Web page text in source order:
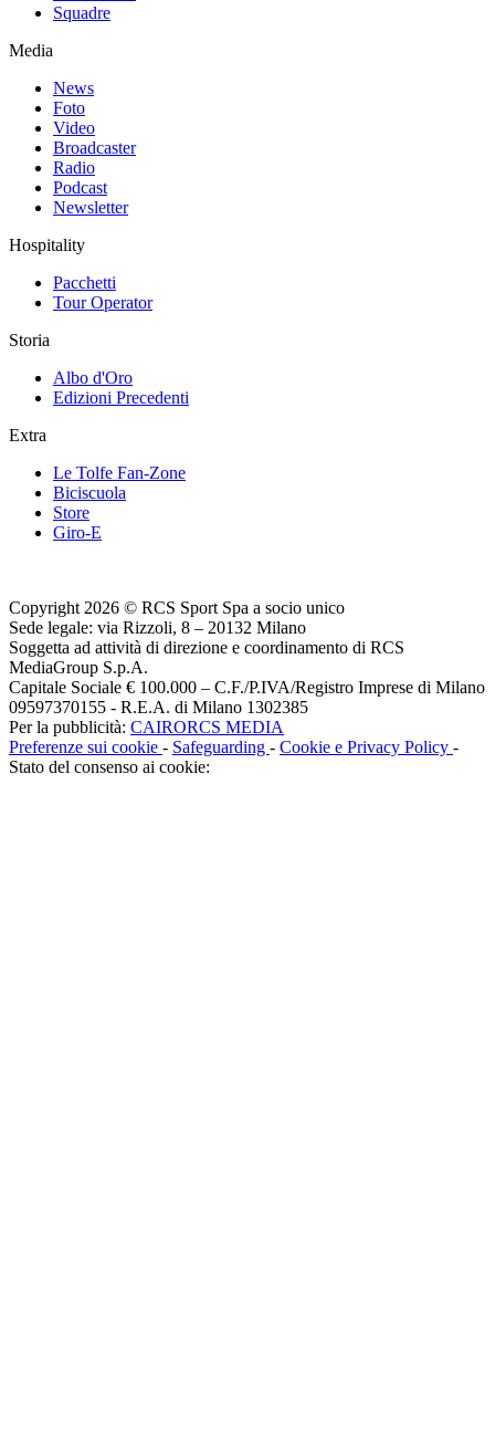
Squadre
Media
News
Foto
Video
Broadcaster
Radio
Podcast
Newsletter
Hospitality
Pacchetti
Tour Operator
Storia
Albo d'Oro
Edizioni Precedenti
Extra
Le Tolfe Fan-Zone
Biciscuola
Store
Giro-E
Copyright 2026 © RCS Sport Spa a socio unico
Sede legale: via Rizzoli, 8 – 20132 Milano
Soggetta ad attività di direzione e coordinamento di RCS
MediaGroup S.p.A.
Capitale Sociale € 100.000 – C.F./P.IVA/Registro Imprese di Milano
09597370155 - R.E.A. di Milano 1302385
Per la pubblicità: CAIRORCS MEDIA
Preferenze sui cookie - Safeguarding - Cookie e Privacy Policy -
Stato del consenso ai cookie: